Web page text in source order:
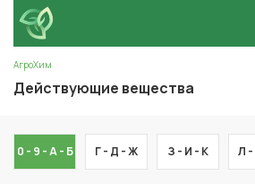
АгроХим
Действующие вещества
0 - 9 -А - Б Г - Д -Ж З - И - К Л -